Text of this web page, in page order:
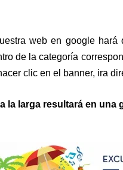
web en google
de la categoría
clic en el banner, ira
la larga resultará en